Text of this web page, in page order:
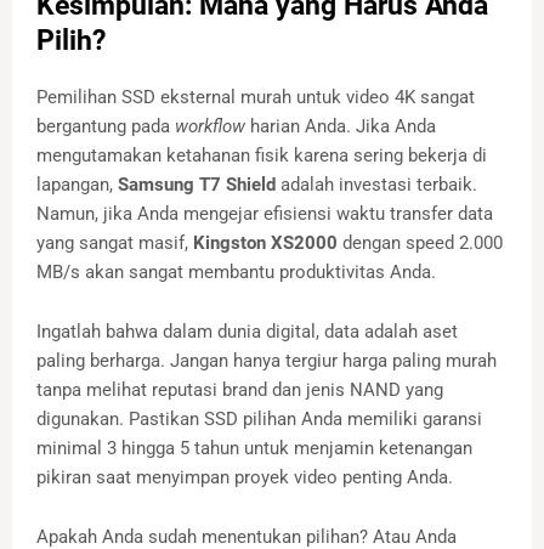
Pilih?
Pemilihan SSD eksternal murah untuk video 4K sangat
bergantung pada workflow harian Anda. Jika Anda
mengutamakan ketahanan fisik karena sering bekerja di
lapangan, Samsung T7 Shield adalah investasi terbaik.
Namun, jika Anda mengejar efisiensi waktu transfer data
yang sangat masif, Kingston XS2000 dengan speed 2.000
MB/s akan sangat membantu produktivitas Anda.
Ingatlah bahwa dalam dunia digital, data adalah aset
paling berharga. Jangan hanya tergiur harga paling murah
tanpa melihat reputasi brand dan jenis NAND yang
digunakan. Pastikan SSD pilihan Anda memiliki garansi
minimal 3 hingga 5 tahun untuk menjamin ketenangan
pikiran saat menyimpan proyek video penting Anda.
Apakah Anda sudah menentukan pilihan? Atau Anda